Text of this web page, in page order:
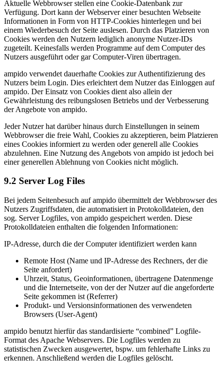
Aktuelle Webbrowser stellen eine Cookie-Datenbank zur
Verfügung. Dort kann der Webserver einer besuchten Webseite
Informationen in Form von HTTP-Cookies hinterlegen und bei
einem Wiederbesuch der Seite auslesen. Durch das Platzieren von
Cookies werden den Nutzern lediglich anonyme Nutzer-IDs
zugeteilt. Keinesfalls werden Programme auf dem Computer des
Nutzers ausgeführt oder gar Computer-Viren übertragen.
ampido verwendet dauerhafte Cookies zur Authentifizierung des
Nutzers beim Login. Dies erleichtert dem Nutzer das Einloggen auf
ampido. Der Einsatz von Cookies dient also allein der
Gewährleistung des reibungslosen Betriebs und der Verbesserung
der Angebote von ampido.
Jeder Nutzer hat darüber hinaus durch Einstellungen in seinem
Webbrowser die freie Wahl, Cookies zu akzeptieren, beim Platzieren
eines Cookies informiert zu werden oder generell alle Cookies
abzulehnen. Eine Nutzung des Angebots von ampido ist jedoch bei
einer generellen Ablehnung von Cookies nicht möglich.
9.2 Server Log Files
Bei jedem Seitenbesuch auf ampido übermittelt der Webbrowser des
Nutzers Zugriffsdaten, die automatisiert in Protokolldateien, den
sog. Server Logfiles, von ampido gespeichert werden. Diese
Protokolldateien enthalten die folgenden Informationen:
IP-Adresse, durch die der Computer identifiziert werden kann
Remote Host (Name und IP-Adresse des Rechners, der die
Seite anfordert)
Uhrzeit, Status, Geoinformationen, übertragene Datenmenge
und die Internetseite, von der der Nutzer auf die angeforderte
Seite gekommen ist (Referrer)
Produkt- und Versionsinformationen des verwendeten
Browsers (User-Agent)
ampido benutzt hierfür das standardisierte “combined” Logfile-
Format des Apache Webservers. Die Logfiles werden zu
statistischen Zwecken ausgewertet, bspw. um fehlerhafte Links zu
erkennen. Anschließend werden die Logfiles gelöscht.